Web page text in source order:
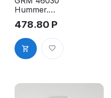
Hummer.
Оснастка
для печати в
боксе, д.30
мм, корпус
фиолетовый
478.80 Р